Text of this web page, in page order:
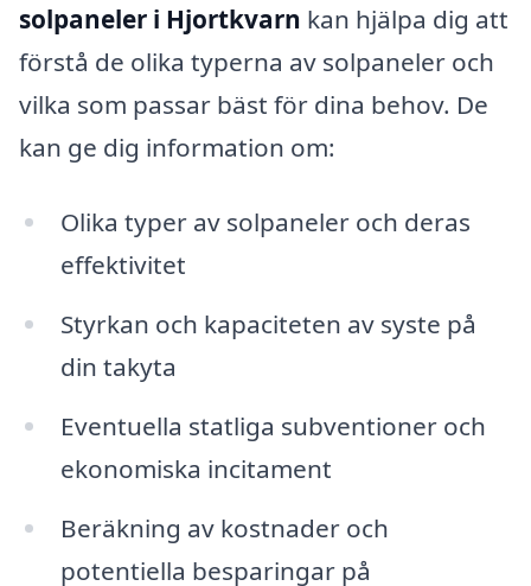
solpaneler i Hjortkvarn kan hjälpa dig att
förstå de olika typerna av solpaneler och
vilka som passar bäst för dina behov. De
kan ge dig information om:
Olika typer av solpaneler och deras
effektivitet
Styrkan och kapaciteten av syste på
din takyta
Eventuella statliga subventioner och
ekonomiska incitament
Beräkning av kostnader och
potentiella besparingar på